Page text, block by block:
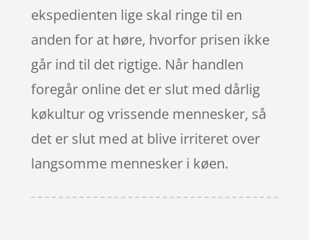
ekspedienten lige skal ringe til en
anden for at høre, hvorfor prisen ikke
går ind til det rigtige. Når handlen
foregår online det er slut med dårlig
køkultur og vrissende mennesker, så
det er slut med at blive irriteret over
langsomme mennesker i køen.